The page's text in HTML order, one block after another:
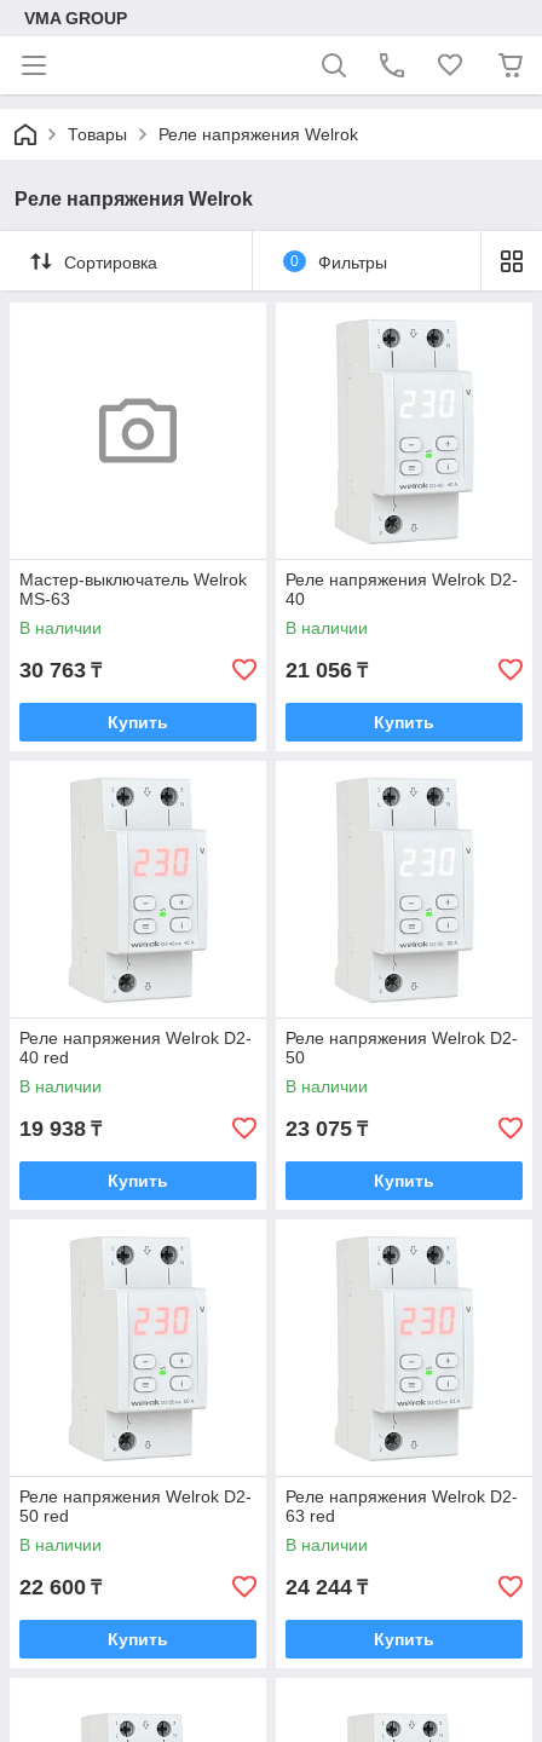
VMA GROUP
Товары Реле напряжения Welrok
Реле напряжения Welrok
Сортировка 0 Фильтры
Мастер-выключатель Welrok
MS-63
В наличии
30 763 ₸
Купить
Реле напряжения Welrok D2-
40
В наличии
21 056 ₸
Купить
Реле напряжения Welrok D2-
40 red
В наличии
19 938 ₸
Купить
Реле напряжения Welrok D2-
50
В наличии
23 075 ₸
Купить
Реле напряжения Welrok D2-
50 red
В наличии
22 600 ₸
Купить
Реле напряжения Welrok D2-
63 red
В наличии
24 244 ₸
Купить